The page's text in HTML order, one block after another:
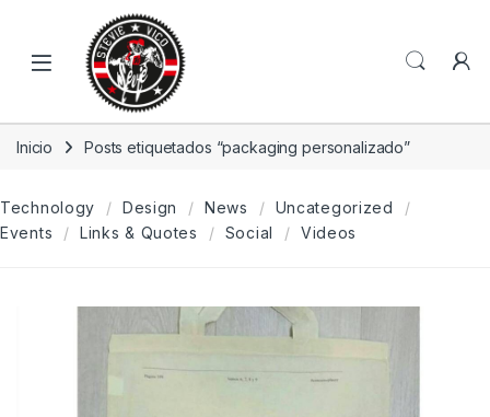
Skip to navigation
Open
Inicio Posts etiquetados “packaging personalizado”
Technology Design News
Uncategorized
Events
Links & Quotes Social Videos